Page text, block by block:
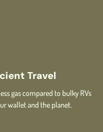
Travel
gas compared to bulky RVs
wallet and the planet.